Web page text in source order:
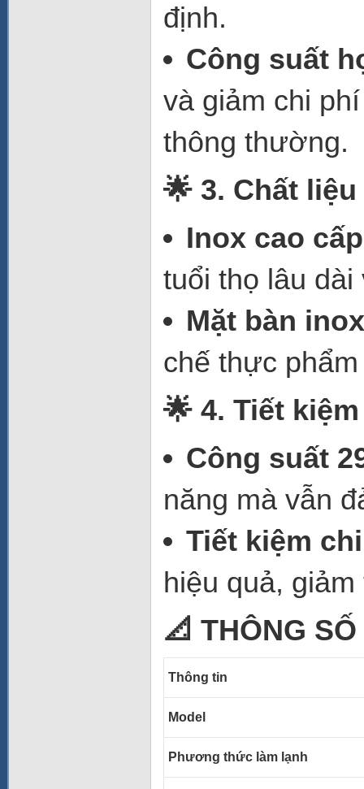
định.
Công suất
và giảm chi
thông thường.
🌟 3. Chất
Inox cao cấp
tuổi thọ lâu
Mặt bàn
chế thực
🌟 4. Tiết
Công suất
năng mà vẫn
Tiết kiệm
hiệu quả,
📐 THÔNG
Thông tin
Model
Phương thức làm lạnh